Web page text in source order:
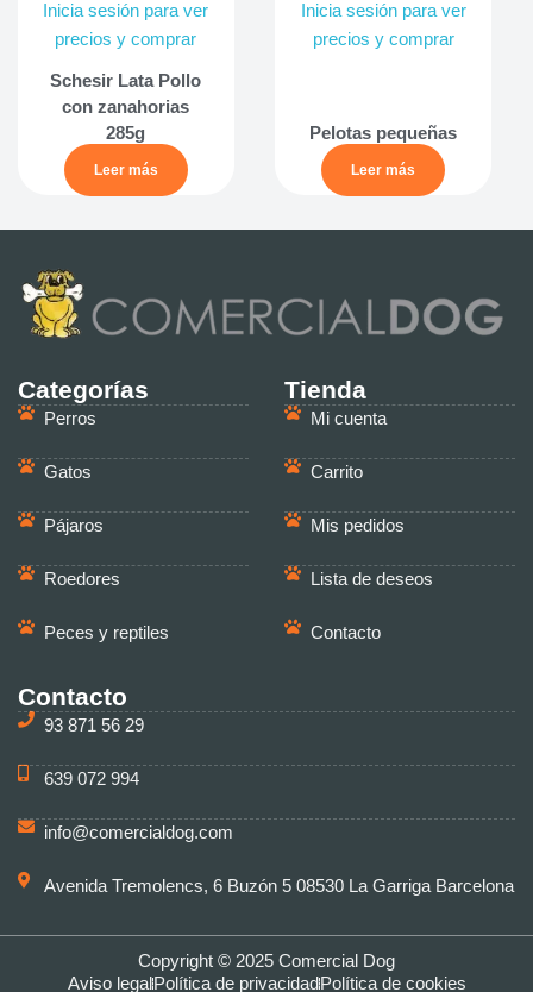
Inicia sesión para ver
precios y comprar
Schesir Lata Pollo
con zanahorias
285g
Leer más
Inicia sesión para ver
precios y comprar
Pelotas pequeñas
Leer más
Categorías
Perros
Gatos
Pájaros
Roedores
Peces y reptiles
Tienda
Mi cuenta
Carrito
Mis pedidos
Lista de deseos
Contacto
Contacto
93 871 56 29
639 072 994
info@comercialdog.com
Avenida Tremolencs, 6 Buzón 5 08530 La Garriga Barcelona
Copyright © 2025 Comercial Dog
Aviso legalPolítica de privacidadPolítica de cookies